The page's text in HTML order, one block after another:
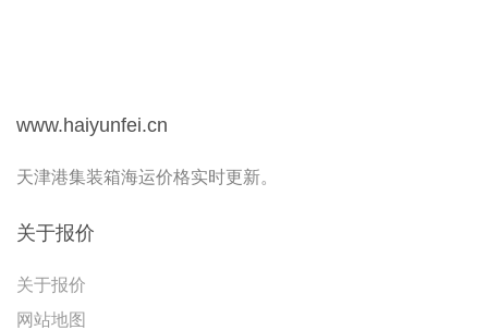
www.haiyunfei.cn
天津港集装箱海运价格实时更新。
关于报价
关于报价
网站地图